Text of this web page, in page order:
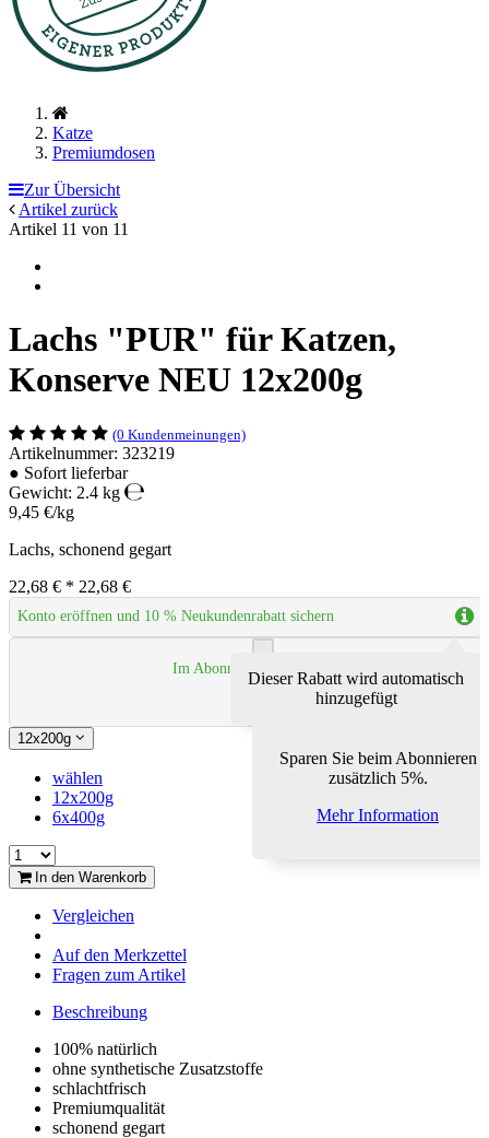
Katze
Premiumdosen
Zur Übersicht
Artikel zurück
Artikel 11 von 11
Lachs "PUR" für Katzen,
Konserve NEU 12x200g
(0 Kundenmeinungen)
Artikelnummer: 323219
● Sofort lieferbar
Gewicht: 2.4 kg
9,45 €/kg
Lachs, schonend gegart
22,68 € * 22,68 €
Konto eröffnen und 10 % Neukundenrabatt sichern
Dieser Rabatt wird automatisch
hinzugefügt
Im Abonnement 5% sparen
Sparen Sie beim Abonnieren
zusätzlich 5%.
Mehr Information
12x200g
wählen
12x200g
6x400g
In den Warenkorb
Vergleichen
Auf den Merkzettel
Fragen zum Artikel
Beschreibung
100% natürlich
ohne synthetische Zusatzstoffe
schlachtfrisch
Premiumqualität
schonend gegart